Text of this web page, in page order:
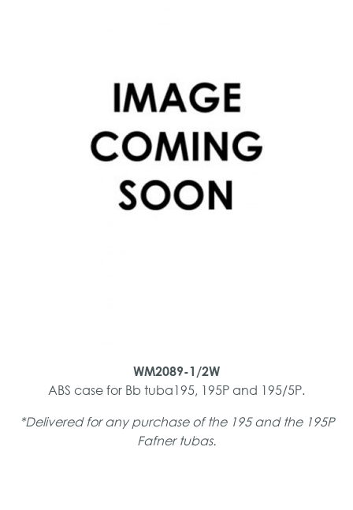
WM2089-1/2W
ABS case for Bb tuba195, 195P and 195/5P.
*Delivered for any purchase of the 195 and the 195P
Fafner tubas.